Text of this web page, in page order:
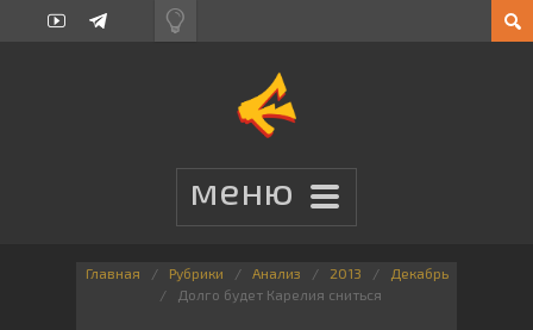
Главная Рубрики Анализ 2013
Декабрь
Долго будет Карелия сниться